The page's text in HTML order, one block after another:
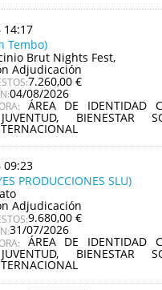
14:17
Tembo)
Brut Nights Fest,
Adjudicación
7.260,00 €
04/08/2026
ÁREA DE IDENTIDAD
BIENESTAR
09:23
PRODUCCIONES SLU)
Adjudicación
9.680,00 €
31/07/2026
ÁREA DE IDENTIDAD
BIENESTAR